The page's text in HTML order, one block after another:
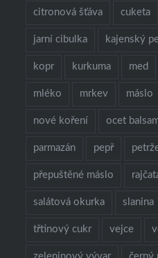
citronová šťáva cuketa
jarní cibulka kajenský
kopr kurkuma med
mléko mrkev máslo
nové koření ocet
parmazán pepř
přepuštěné máslo
salátová okurka slanina
třtinový cukr vejce